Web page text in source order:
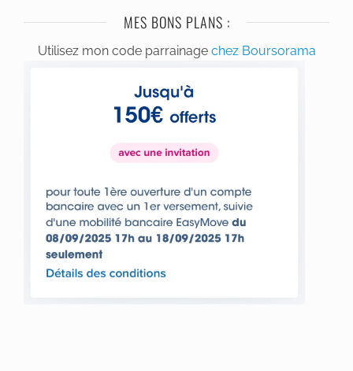
MES BONS PLANS :
Utilisez mon code parrainage chez Boursorama